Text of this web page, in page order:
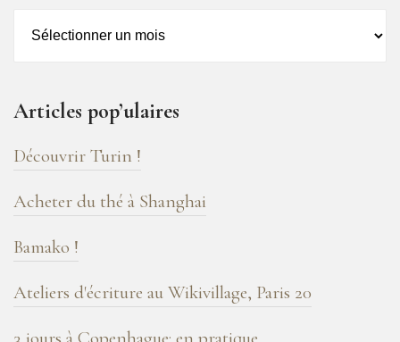
de
blog
!
Articles pop’ulaires
Découvrir Turin !
Acheter du thé à Shanghai
Bamako !
Ateliers d'écriture au Wikivillage, Paris 20